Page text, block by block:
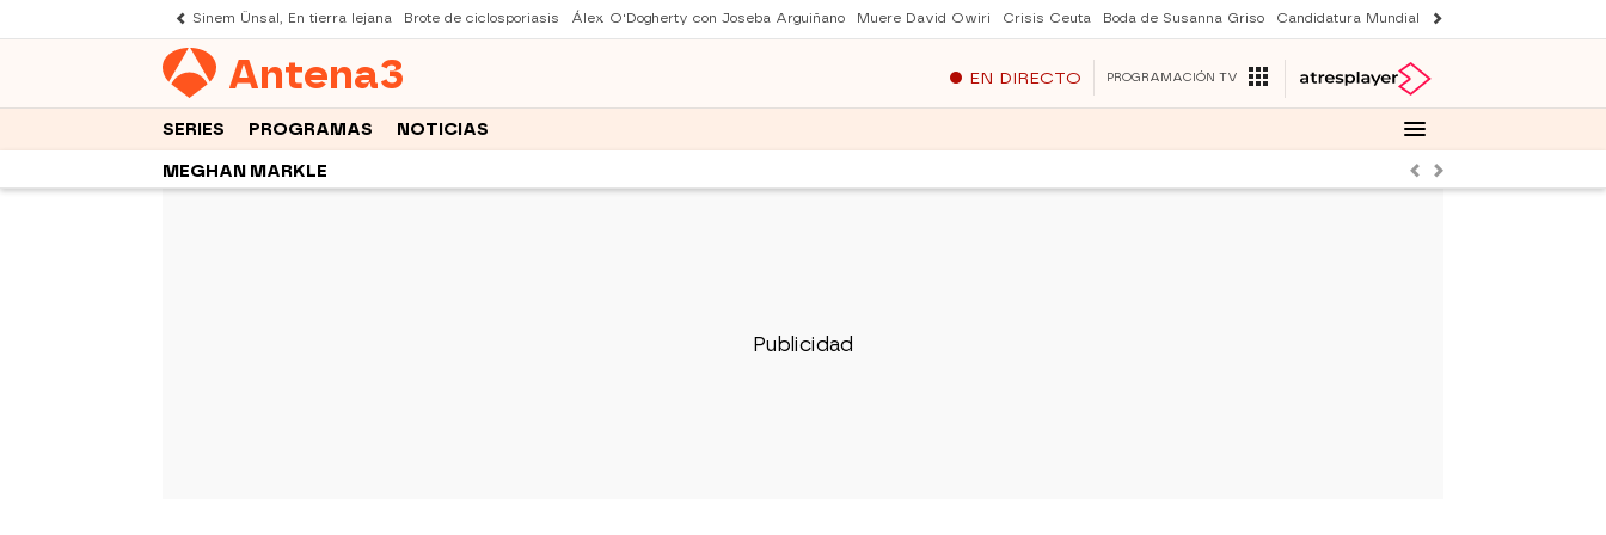
Sinem Ünsal, En tierra lejana Brote de ciclosporiasis Álex O'Dogherty con Joseba Arguiñano Muere David Owiri Crisis Ceuta Boda de Susanna Griso Candidatura Mundial 2030
Antena3 EN DIRECTO PROGRAMACIÓN TV
SERIES PROGRAMAS NOTICIAS
MEGHAN MARKLE AnteriorSiguiente